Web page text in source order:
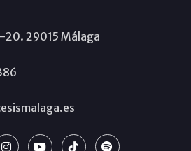
20. 29015 Málaga